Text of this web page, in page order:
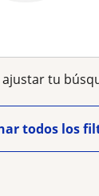
ajustar tu
todos los